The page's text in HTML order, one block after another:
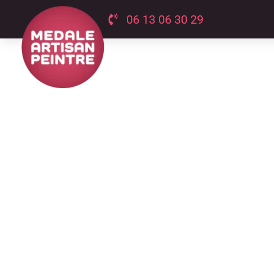
06 13 06 30 29